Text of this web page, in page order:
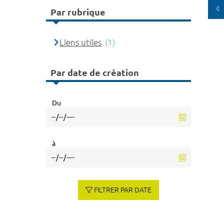
Par rubrique
Liens utiles (1)
Par date de création
Du
à
FILTRER PAR DATE